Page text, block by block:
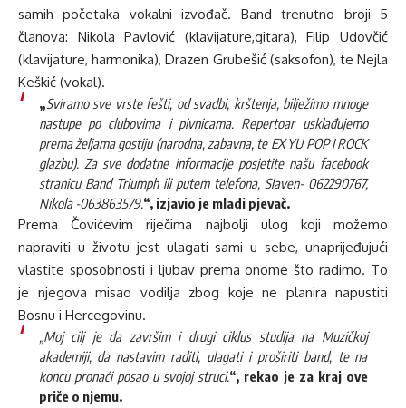
samih početaka vokalni izvođač. Band trenutno broji 5
članova: Nikola Pavlović (klavijature,gitara), Filip Udovčić
(klavijature, harmonika), Drazen Grubešić (saksofon), te Nejla
Keškić (vokal).
„Sviramo sve vrste fešti, od svadbi, krštenja, bilježimo mnoge
nastupe po clubovima i pivnicama. Repertoar usklađujemo
prema željama gostiju (narodna, zabavna, te EX YU POP I ROCK
glazbu). Za sve dodatne informacije posjetite našu facebook
stranicu Band Triumph ili putem telefona, Slaven- 062290767,
Nikola -063863579.“, izjavio je mladi pjevač.
Prema Čovićevim riječima najbolji ulog koji možemo
napraviti u životu jest ulagati sami u sebe, unaprijeđujući
vlastite sposobnosti i ljubav prema onome što radimo. To
je njegova misao vodilja zbog koje ne planira napustiti
Bosnu i Hercegovinu.
„Moj cilj je da završim i drugi ciklus studija na Muzičkoj
akademiji, da nastavim raditi, ulagati i proširiti band, te na
koncu pronaći posao u svojoj struci.“, rekao je za kraj ove
priče o njemu.